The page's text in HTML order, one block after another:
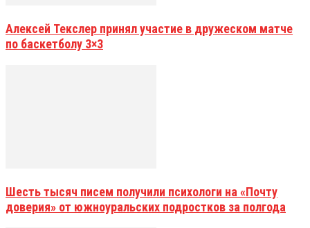
Алексей Текслер принял участие в дружеском матче
по баскетболу 3×3
Шесть тысяч писем получили психологи на «Почту
доверия» от южноуральских подростков за полгода